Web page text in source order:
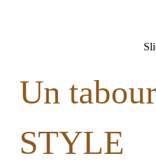
Un
STYLE